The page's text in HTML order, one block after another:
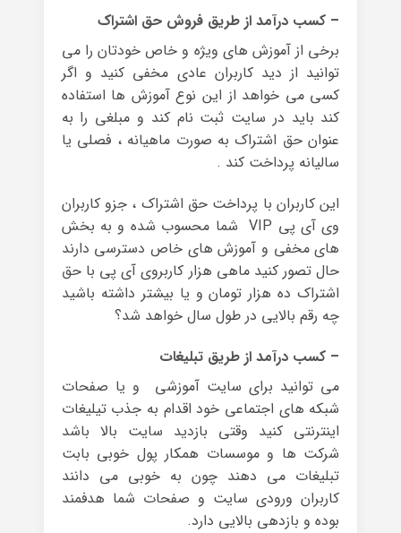
– کسب درآمد از طریق فروش حق اشتراک
برخی از آموزش های ویژه و خاص خودتان را می
توانید از دید کاربران عادی مخفی کنید و اگر
کسی می خواهد از این نوع آموزش ها استفاده
کند باید در سایت ثبت نام کند و مبلغی را به
عنوان حق اشتراک به صورت ماهیانه ، فصلی یا
سالیانه پرداخت کند .
این کاربران با پرداخت حق اشتراک ، جزو کاربران
وی آی پی VIP شما محسوب شده و به بخش
های مخفی و آموزش های خاص دسترسی دارند
حال تصور کنید ماهی هزار کاربروی آی پی با حق
اشتراک ده هزار تومان و یا بیشتر داشته باشید
چه رقم بالایی در طول سال خواهد شد؟
– کسب درآمد از طریق تبلیغات
می توانید برای سایت آموزشی و یا صفحات
شبکه های اجتماعی خود اقدام به جذب تیلیغات
اینترنتی کنید وقتی بازدید سایت بالا باشد
شرکت ها و موسسات همکار پول خوبی بابت
تبلیغات می دهند چون به خوبی می دانند
کاربران ورودی سایت و صفحات شما هدفمند
بوده و بازدهی بالایی دارد.